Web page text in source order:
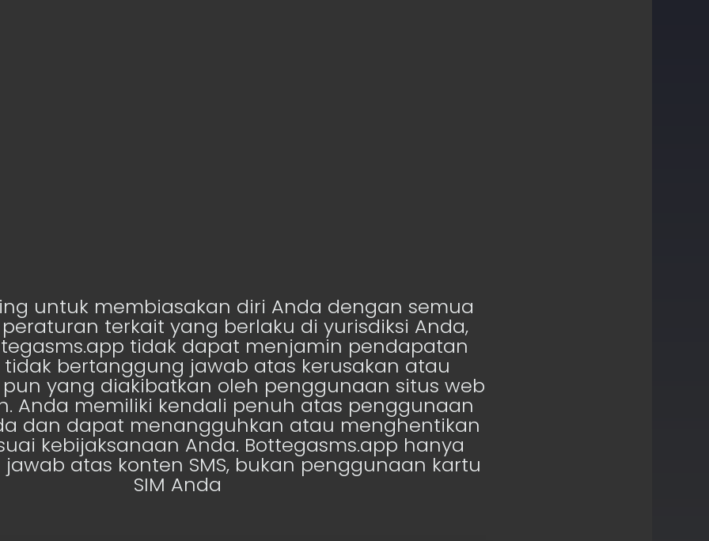
untuk membiasakan diri Anda dengan semua
terkait yang berlaku di yurisdiksi Anda,
tidak dapat menjamin pendapatan
bertanggung jawab atas kerusakan atau
yang diakibatkan oleh penggunaan situs web
Anda memiliki kendali penuh atas penggunaan
dan dapat menangguhkan atau menghentikan
kebijaksanaan Anda. Bottegasms.app hanya
atas konten SMS, bukan penggunaan kartu
SIM Anda